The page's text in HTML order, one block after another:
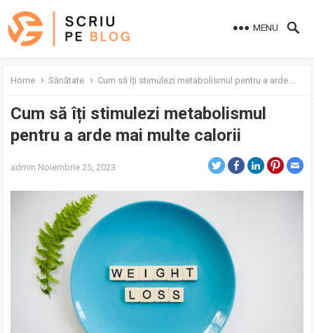
MENU
Home Sănătate Cum să îți stimulezi metabolismul pentru a arde mai multe calorii
Cum să îți stimulezi metabolismul
pentru a arde mai multe calorii
admin Noiembrie 25, 2023